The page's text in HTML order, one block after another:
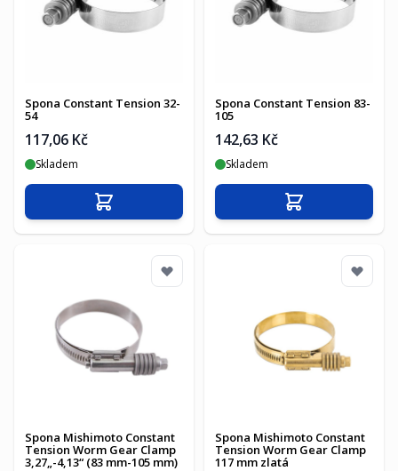
Spona Constant Tension 32-
54
117,06 Kč
Skladem
Přidat do košíku
Spona Constant Tension 83-
105
142,63 Kč
Skladem
Přidat do košíku
Spona Mishimoto Constant
Tension Worm Gear Clamp
3,27„-4,13“ (83 mm-105 mm)
Spona Mishimoto Constant
Tension Worm Gear Clamp
117 mm zlatá